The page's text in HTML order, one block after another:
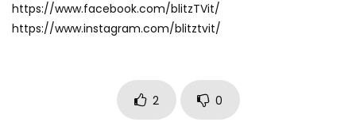
https://www.facebook.com/blitzTVit/
https://www.instagram.com/blitztvit/
2 0